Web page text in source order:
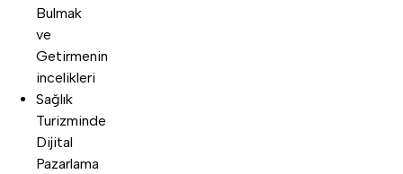
Bulmak
ve
Getirmenin
incelikleri
Sağlık
Turizminde
Dijital
Pazarlama